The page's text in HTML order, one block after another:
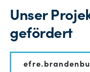
Unser
gefördert